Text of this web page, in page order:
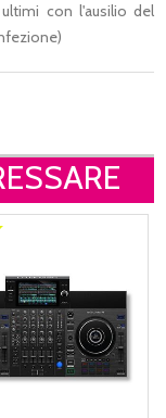
con l'ausilio del